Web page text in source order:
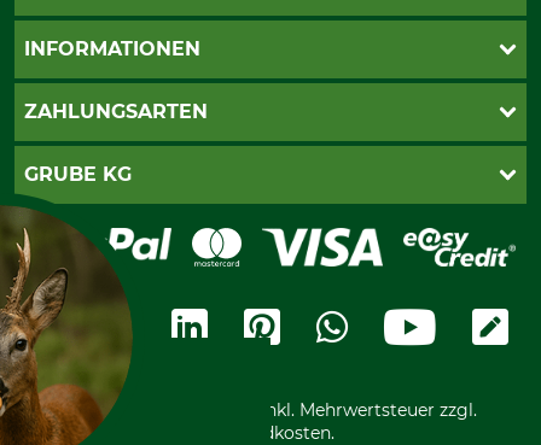
Live-Shopping
Seilwindenprüfung
Fragen und Antworten
Cookie-Einstellungen
INFORMATIONEN
AGB
Lieferung
Bestellung widerrufen
Widerrufsbelehrung
Widerrufsformular
Kostenloser Rückversand
Nachhaltigkeit
Entsorgung und Umwelt
Datenschutz Print
ZAHLUNGSARTEN
PayPal
Kreditkarte
Bankeinzug
Ratenkauf
Rechnung
Vorkasse
GRUBE KG
Leitbild
Karriere
Termine
Ladengeschäft
Motorgeräteshop
Über uns
Community
International
Alle Preise in Euro und inkl. Mehrwertsteuer zzgl.
Versandkosten.